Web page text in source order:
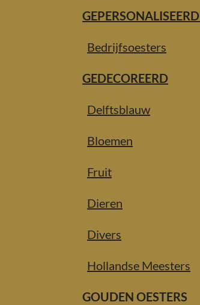
GEPERSONALISEERD
Bedrijfsoesters
GEDECOREERD
Delftsblauw
Bloemen
Fruit
Dieren
Divers
Hollandse Meesters
GOUDEN OESTERS